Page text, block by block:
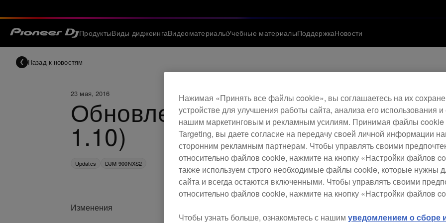
ПродуктыВиды диджеингаВидеоматериалыУчебные материалыПоддержкаНовости
Назад к новостям
23 мая, 2016
Обновление прошивки DJM-
1.10)
Updates DJM-900NXS2
Изменения
Нажимая «Принять все файлы cookie», вы соглашаетесь на их
устройстве для улучшения работы сайта, анализа его использования и
нашим маркетинговым и рекламным усилиям. Принимая файлы cookie
Targeting, вы даете согласие на передачу своей личной информации
сторонним рекламным партнерам. Чтобы управлять своими
относительно файлов cookie, нажмите на кнопку «Настройки файлов
также используем строго необходимые файлы cookie, которые нужны
сайта и всегда остаются включенными. Чтобы управлять своими
относительно файлов cookie, нажмите на кнопку «Настройки файлов
Чтобы узнать больше, ознакомьтесь с нашим уведомлением о сборе